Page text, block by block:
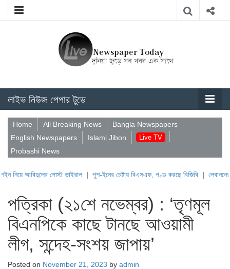
লাইভ নিউজ পেপার টুডে
Home All Breaking News
Bangla Newspapers
English Newspapers
Islami Jibon Live TV
Probashi News
পোস্ট ভাইরাল|পুশ-ইনের চেষ্টায় বিএসএফ, পণ্ড করছে বিজিবি|লেবাননের ঐতিহাসিক
পত্রিকা (২১শে নভেম্বর) : ‘তৃণমূল
বিএনপিকে কাছে টানছে আওয়ামী
লীগ, সন্দেহ-সংশয় জাপায়’
Posted on November 21, 2023 by admin